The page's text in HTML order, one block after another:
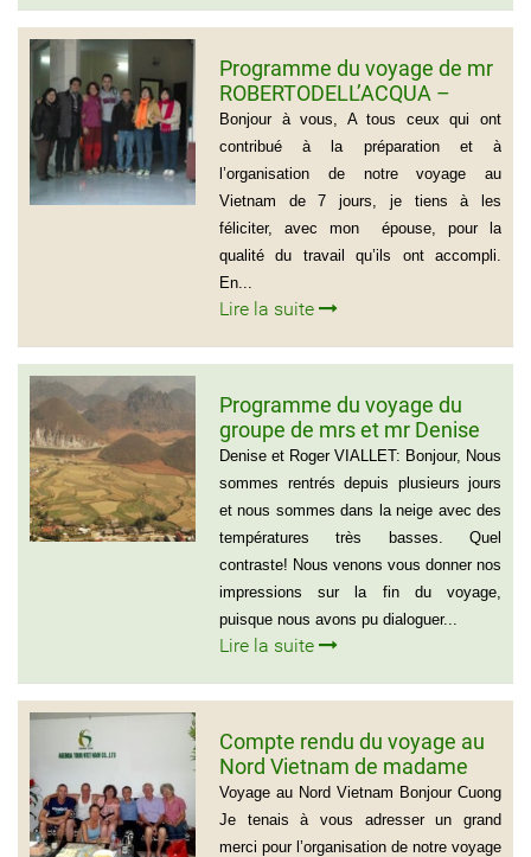
Programme du voyage de mr
ROBERTODELL’ACQUA –
ITALIA
Bonjour à vous, A tous ceux qui ont
contribué à la préparation et à
l’organisation de notre voyage au
Vietnam de 7 jours, je tiens à les
féliciter, avec mon épouse, pour la
qualité du travail qu’ils ont accompli.
En...
Lire la suite
Programme du voyage du
groupe de mrs et mr Denise
et Roger VIALLET
Denise et Roger VIALLET: Bonjour, Nous
sommes rentrés depuis plusieurs jours
et nous sommes dans la neige avec des
températures très basses. Quel
contraste! Nous venons vous donner nos
impressions sur la fin du voyage,
puisque nous avons pu dialoguer...
Lire la suite
Compte rendu du voyage au
Nord Vietnam de madame
Marie Gammaitoni (Groupe
de Provelli Eric)
Voyage au Nord Vietnam Bonjour Cuong
Je tenais à vous adresser un grand
merci pour l’organisation de notre voyage